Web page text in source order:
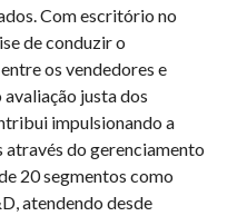
Com escritório no
de conduzir o
os vendedores e
justa dos
impulsionando a
através do gerenciamento
20 segmentos como
atendendo desde